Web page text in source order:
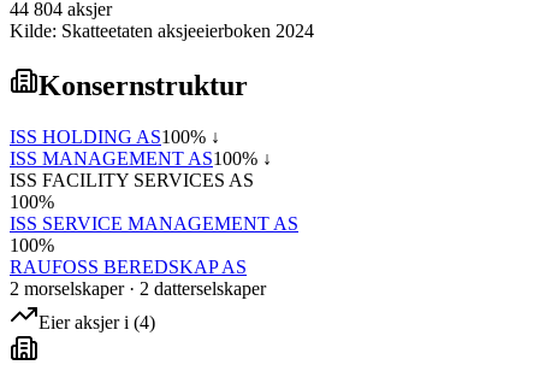
44 804 aksjer
Kilde: Skatteetaten aksjeeierboken 2024
Konsernstruktur
ISS HOLDING AS100% ↓
ISS MANAGEMENT AS100% ↓
ISS FACILITY SERVICES AS
100%
ISS SERVICE MANAGEMENT AS
100%
RAUFOSS BEREDSKAP AS
2 morselskaper· 2 datterselskaper
Eier aksjer i (4)